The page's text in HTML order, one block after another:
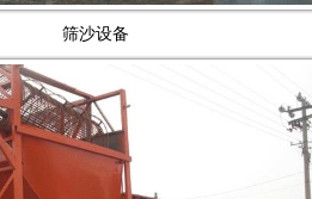
筛沙设备